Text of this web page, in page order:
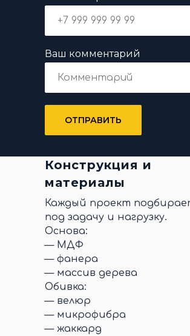
Ваш комментарий
ОТПРАВИТЬ
Конструкция и
материалы
Каждый проект
под задачу и нагрузку.
Основа:
— МДФ
— фанера
— массив дерева
Обивка:
— велюр
— микрофибра
— жаккард